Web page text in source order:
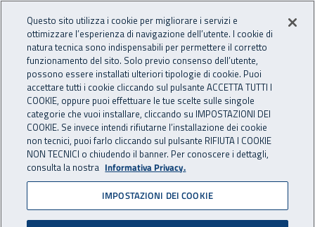
INAIL - Istituto Nazionale
Apri cerca
Navigazione principale
Navigazione - Ti trovi in:
Home Inail comunica Infografiche
Infografiche
Elenco corsi
Sono stati trovati47risultati
Questo sito utilizza i cookie per migliorare i servizi e
ottimizzare l’esperienza di navigazione dell’utente. I cookie di
natura tecnica sono indispensabili per permettere il corretto
funzionamento del sito. Solo previo consenso dell’utente,
possono essere installati ulteriori tipologie di cookie. Puoi
accettare tutti i cookie cliccando sul pulsante ACCETTA TUTTI I
COOKIE, oppure puoi effettuare le tue scelte sulle singole
categorie che vuoi installare, cliccando su IMPOSTAZIONI DEI
COOKIE. Se invece intendi rifiutarne l’installazione dei cookie
non tecnici, puoi farlo cliccando sul pulsante RIFIUTA I COOKIE
NON TECNICI o chiudendo il banner. Per conoscere i dettagli,
consulta la nostra Informativa Privacy.
IMPOSTAZIONI DEI COOKIE